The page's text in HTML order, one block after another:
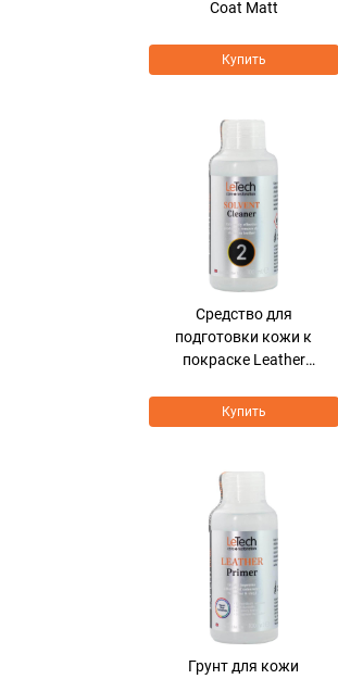
Coat Matt
Купить
Средcтво для
подготовки кожи к
покраске Leather
Купить
Грунт для кожи